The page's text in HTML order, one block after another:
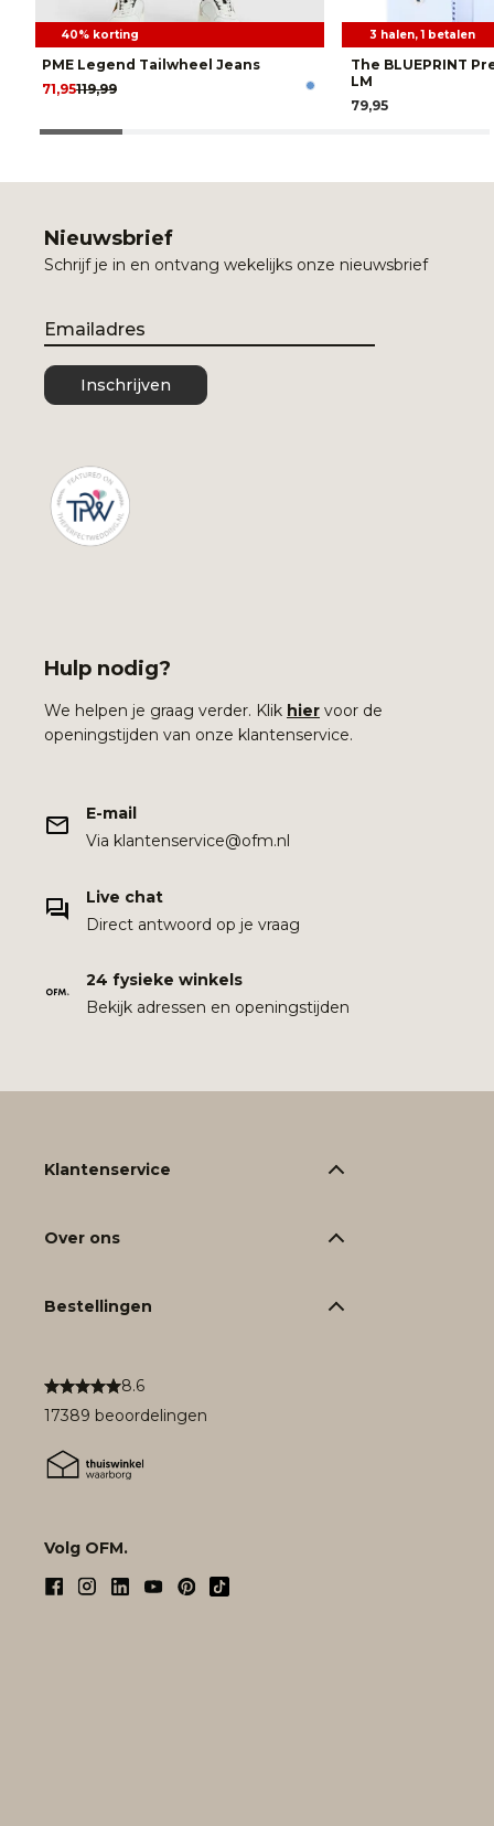
40% korting
PME Legend Tailwheel Jeans
119,99
71,95
3 halen, 1 betalen
The BLUEPRINT
LM
79,95
Nieuwsbrief
Schrijf je in en ontvang wekelijks onze nieuwsbrief
Email
Inschrijven
Hulp nodig?
We helpen je graag verder. Klik hier voor de
openingstijden van onze klantenservice.
E-mail
Via klantenservice@ofm.nl
Live chat
Direct antwoord op je vraag
24 fysieke winkels
Bekijk adressen en openingstijden
8.6
17389 beoordelingen
Volg OFM.
Klantenservice
Over ons
Bestellingen